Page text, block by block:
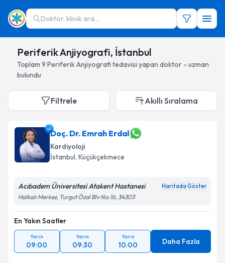
Doktor, klinik ara...
Periferik Anjiyografi, İstanbul
Toplam 9 Periferik Anjiyografi tedavisi yapan doktor - uzman
bulundu
Filtrele Akıllı Sıralama
Doç. Dr. Emrah Erdal
Kardiyoloji
İstanbul, Küçükçekmece
Acıbadem Üniversitesi Atakent Hastanesi Haritada Göster
Halkalı Merkez, Turgut Özal Blv No:16, 34303
En Yakın Saatler
Yarın
09:00
Yarın
09:30
Yarın
10:00 Daha Fazla